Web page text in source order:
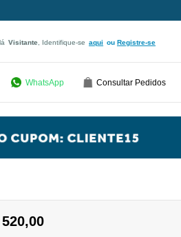
Visitante , Identifique-se aqui Registre-se
WhatsApp Consultar Pedidos